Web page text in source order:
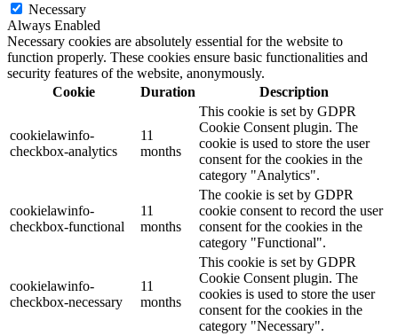
Necessary
Always Enabled
Necessary cookies are absolutely essential for the website to
function properly. These cookies ensure basic functionalities and
security features of the website, anonymously.
Cookie
Duration Description
cookielawinfo-
checkbox-analytics
11
months
This cookie is set by GDPR
Cookie Consent plugin. The
cookie is used to store the user
consent for the cookies in the
category "Analytics".
cookielawinfo-
checkbox-functional
11
months
The cookie is set by GDPR
cookie consent to record the user
consent for the cookies in the
category "Functional".
cookielawinfo-
checkbox-necessary
11
months
This cookie is set by GDPR
Cookie Consent plugin. The
cookies is used to store the user
consent for the cookies in the
category "Necessary".